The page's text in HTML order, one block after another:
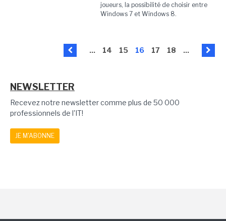
joueurs, la possibilité de choisir entre
Windows 7 et Windows 8.
... 14 15 16 17 18 ...
NEWSLETTER
Recevez notre newsletter comme plus de 50 000
professionnels de l'IT!
JE M'ABONNE